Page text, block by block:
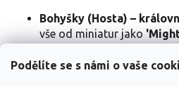
Podělíte se s námi o vaše
Bohyšky (Hosta) –
vše od miniatur jako
po giganty jako 'Sum and